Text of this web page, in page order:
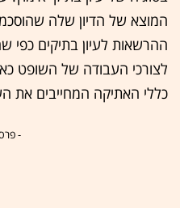
המוצא של הדיון שלה
ההרשאות לעיון בתיקים כפי
לצורכי העבודה של השופט
כללי האתיקה המחייבים את
-